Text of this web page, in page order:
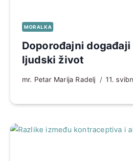
MORALKA
Doporođajni događaji
ljudski život
mr. Petar Marija Radelj 11.